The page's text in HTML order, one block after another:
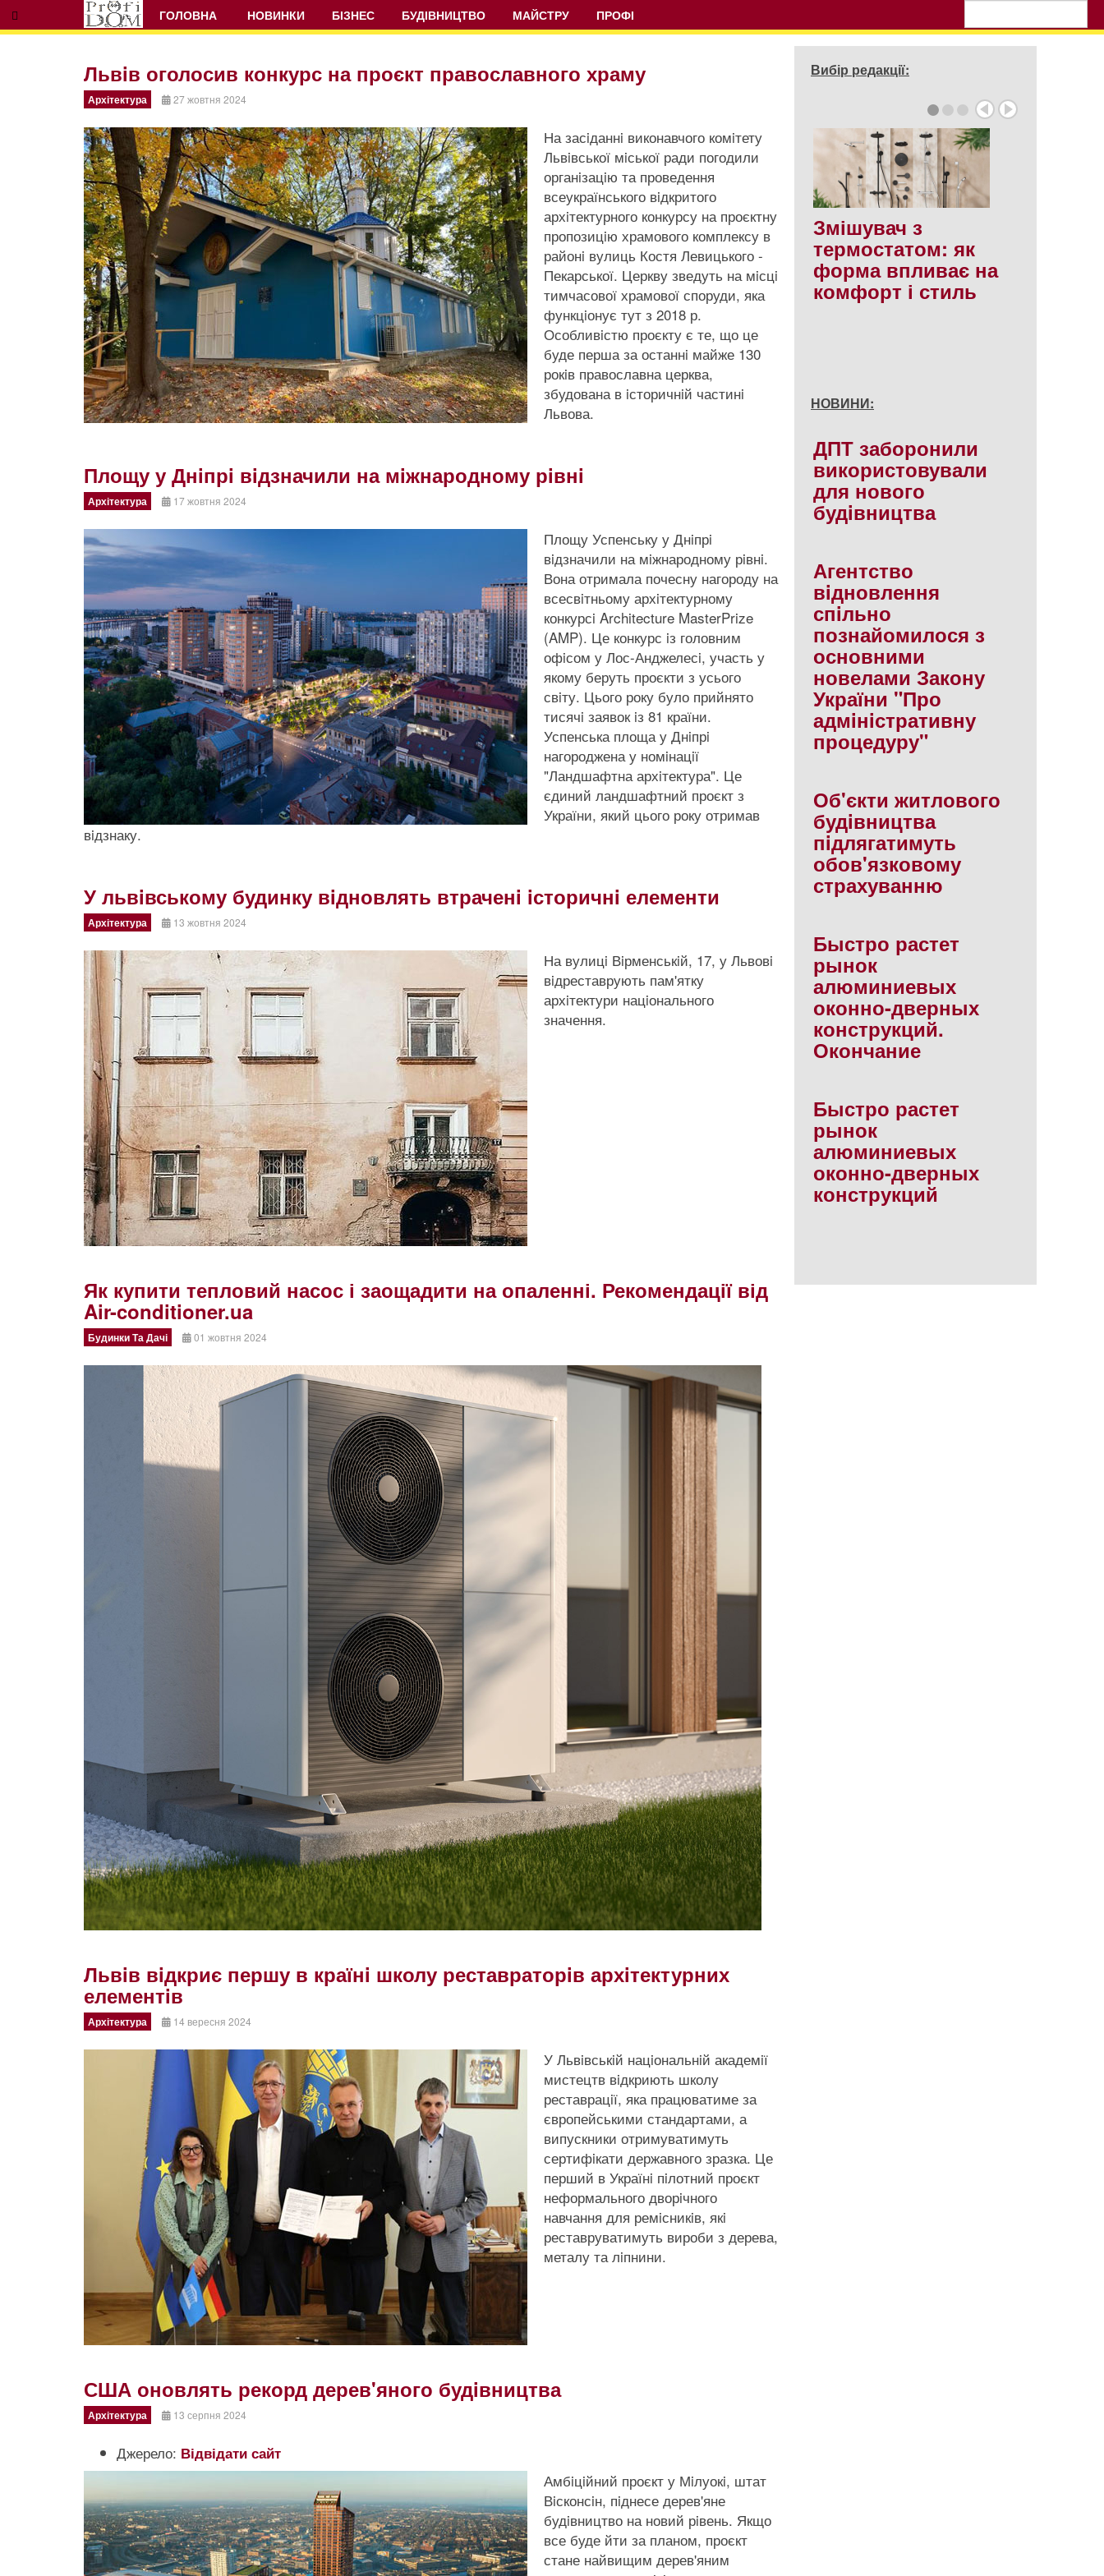
ГОЛОВНА НОВИНКИ БІЗНЕС БУДІВНИЦТВО МАЙСТРУ ПРОФІ
Львiв оголосив конкурс на проєкт православного храму
Архітектура 27 жовтня 2024
На засiданнi виконавчого комiтету
Львiвської мiської ради погодили
органiзацiю та проведення
всеукраїнського вiдкритого
архiтектурного конкурсу на проєктну
пропозицiю храмового комплексу в
районi вулиць Костя Левицького -
Пекарської. Церкву зведуть на мiсцi
тимчасової храмової споруди, яка
функцiонує тут з 2018 р.
Особливiстю проєкту є те, що це
буде перша за останнi майже 130
рокiв православна церква,
збудована в iсторичнiй частинi
Львова.
Площу у Днiпрi вiдзначили на мiжнародному рiвнi
Архітектура 17 жовтня 2024
Площу Успенську у Днiпрi
вiдзначили на мiжнародному рiвнi.
Вона отримала почесну нагороду на
всесвiтньому архiтектурному
конкурсi Architecture MasterPrize
(AMP). Це конкурс iз головним
офiсом у Лос-Анджелесi, участь у
якому беруть проєкти з усього
свiту. Цього року було прийнято
тисячi заявок iз 81 країни.
Успенська площа у Днiпрi
нагороджена у номiнацiї
"Ландшафтна архiтектура". Це
єдиний ландшафтний проєкт з
України, який цього року отримав
вiдзнаку.
У львiвському будинку вiдновлять втраченi iсторичнi елементи
Архітектура 13 жовтня 2024
На вулицi Вiрменськiй, 17, у Львовi
вiдреставрують пам'ятку
архiтектури нацiонального
значення.
Як купити тепловий насос і заощадити на опаленні. Рекомендації від
Air-conditioner.ua
Будинки Та Дачі 01 жовтня 2024
Львiв вiдкриє першу в країнi школу реставраторiв архiтектурних
елементiв
Архітектура 14 вересня 2024
У Львiвськiй нацiональнiй академiї
мистецтв вiдкриють школу
реставрацiї, яка працюватиме за
європейськими стандартами, а
випускники отримуватимуть
сертифiкати державного зразка. Це
перший в Українi пiлотний проєкт
неформального дворiчного
навчання для ремiсникiв, якi
реставруватимуть вироби з дерева,
металу та лiпнини.
США оновлять рекорд дерев'яного будiвництва
Архітектура 13 серпня 2024
Джерело: Відвідати сайт
Амбiцiйний проєкт у Мiлуокi, штат
Вiсконсiн, пiднесе дерев'яне
будiвництво на новий рiвень. Якщо
все буде йти за планом, проєкт
стане найвищим дерев'яним
Вибір редакції:
PrevNext
Змішувач з
термостатом: як
форма впливає на
комфорт і стиль
НОВИНИ:
ДПТ заборонили
використовували
для нового
будiвництва
Агентство
вiдновлення
спiльно
познайомилося з
основними
новелами Закону
України "Про
адмiнiстративну
процедуру"
Об'єкти житлового
будiвництва
пiдлягатимуть
обов'язковому
страхуванню
Быстро растет
рынок
алюминиевых
оконно-дверных
конструкций.
Окончание
Быстро растет
рынок
алюминиевых
оконно-дверных
конструкций